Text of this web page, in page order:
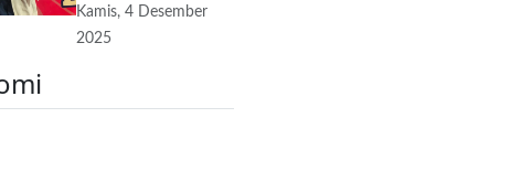
Kamis, 4 Desember
2025